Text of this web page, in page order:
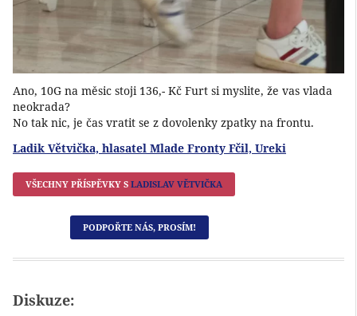
Ano, 10G na měsic stoji 136,- Kč Furt si myslite, že vas vlada
neokrada?
No tak nic, je čas vratit se z dovolenky zpatky na frontu.
Ladik Větvička, hlasatel Mlade Fronty Fčil, Ureki
VŠECHNY PŘÍSPĚVKY S LADISLAV VĚTVIČKA
PODPOŘTE NÁS, PROSÍM!
Diskuze: